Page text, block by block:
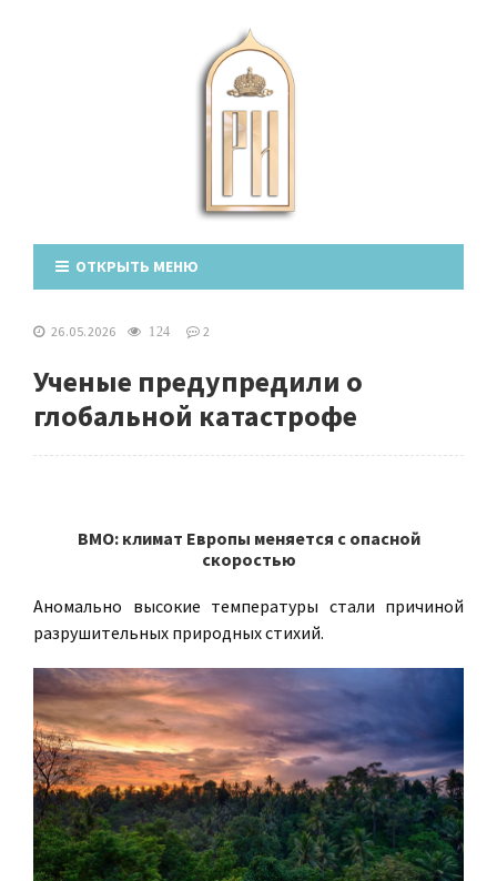
ОТКРЫТЬ МЕНЮ
26.05.2026 124 2
Ученые предупредили о
глобальной катастрофе
ВМО: климат Европы меняется с опасной
скоростью
Аномально высокие температуры стали причиной
разрушительных природных стихий.